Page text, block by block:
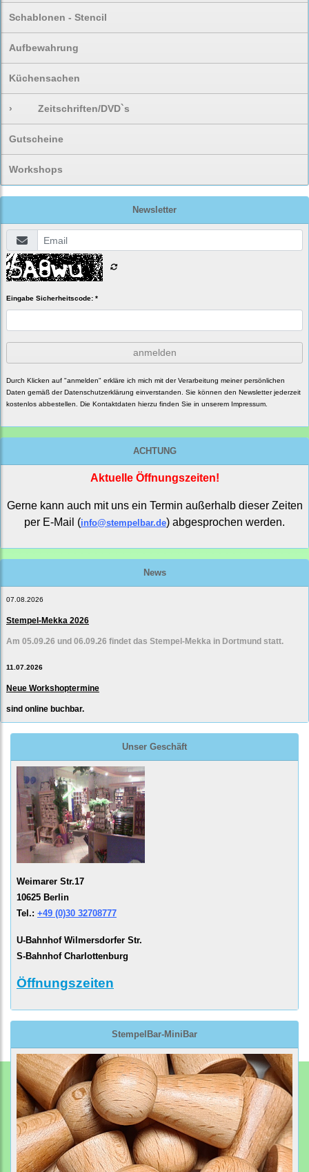
Schablonen - Stencil
Aufbewahrung
Küchensachen
› Zeitschriften/DVD`s
Gutscheine
Workshops
Newsletter
Eingabe Sicherheitscode: *
anmelden
Durch Klicken auf "anmelden" erkläre ich mich mit der Verarbeitung meiner persönlichen
Daten gemäß derDatenschutzerklärung einverstanden. Sie können den Newsletter jederzeit
kostenlos abbestellen. Die Kontaktdaten hierzu finden Sie in unserem Impressum.
ACHTUNG
Aktuelle Öffnungszeiten!
Gerne kann auch mit uns ein Termin außerhalb dieser Zeiten
per E-Mail (info@stempelbar.de) abgesprochen werden.
News
07.08.2026
Stempel-Mekka 2026
Am 05.09.26 und 06.09.26 findet das Stempel-Mekka in Dortmund statt.
11.07.2026
Neue Workshoptermine
sind online buchbar.
Unser Geschäft
Weimarer Str.17
10625 Berlin
Tel.: +49 (0)30 32708777
U-Bahnhof Wilmersdorfer Str.
S-Bahnhof Charlottenburg
Öffnungszeiten
StempelBar-MiniBar